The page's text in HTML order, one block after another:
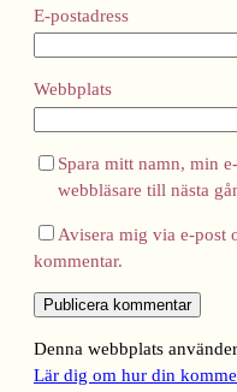
E-postadress
Webbplats
Spara mitt namn, min
webbläsare till nästa
Avisera mig via e-post
kommentar.
Denna webbplats
Lär dig om hur din